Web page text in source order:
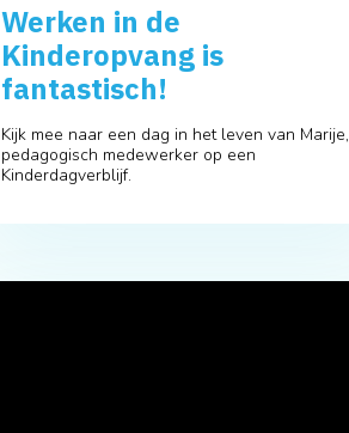
Werken in de
Kinderopvang is
fantastisch!
Kijk mee naar een dag in het leven van Marije,
pedagogisch medewerker op een
Kinderdagverblijf.